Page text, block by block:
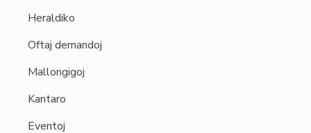
Heraldiko
Oftaj demandoj
Mallongigoj
Kantaro
Eventoj